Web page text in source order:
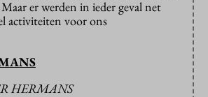
er werden in ieder geval net
activiteiten voor ons
HERMANS